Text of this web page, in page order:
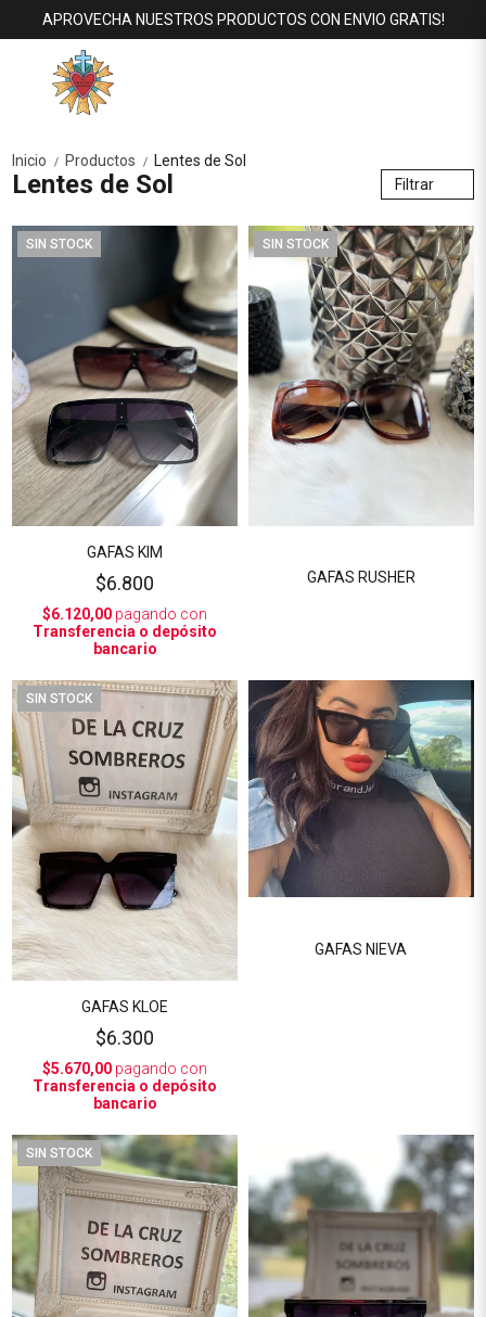
APROVECHA NUESTROS PRODUCTOS CON ENVIO GRATIS!
Inicio / Productos / Lentes de Sol
Lentes de Sol Filtrar
SIN STOCK
GAFAS KIM
$6.800
$6.120,00 pagando con
Transferencia o depósito
bancario
SIN STOCK
GAFAS RUSHER
SIN STOCK
GAFAS KLOE
$6.300
$5.670,00 pagando con
Transferencia o depósito
bancario
GAFAS NIEVA
SIN STOCK